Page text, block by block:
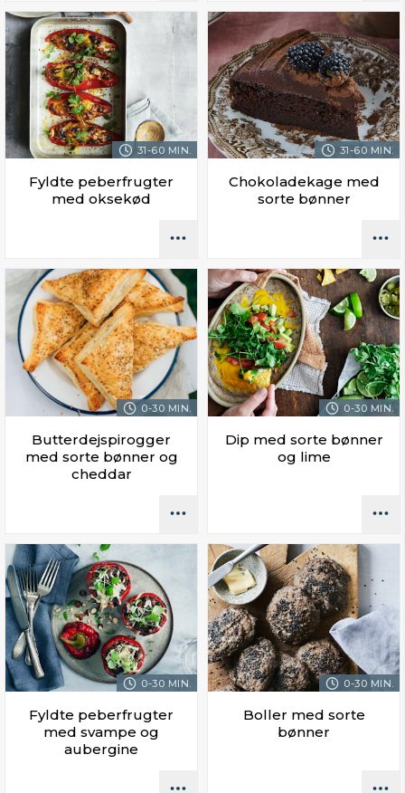
31-60 MIN.
Fyldte peberfrugter
med oksekød
31-60 MIN.
Chokoladekage med
sorte bønner
0-30 MIN.
Butterdejspirogger
med sorte bønner og
cheddar
0-30 MIN.
Dip med sorte bønner
og lime
0-30 MIN.
Fyldte peberfrugter
med svampe og
aubergine
0-30 MIN.
Boller med sorte
bønner